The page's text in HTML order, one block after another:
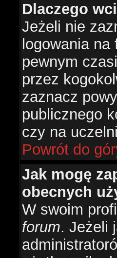
Dlaczego
Jeżeli nie
logowania
pewnym
przez
zaznacz
publicznego
czy na
Powrót do
Jak mogę
obecnych
W swoim
forum. Jeżeli